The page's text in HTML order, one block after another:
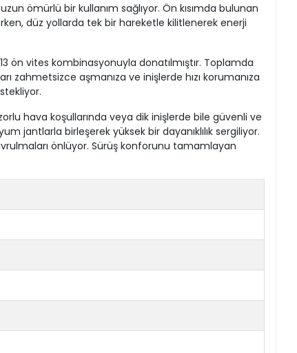
ömürlü bir kullanım sağlıyor. Ön kısımda bulunan
düz yollarda tek bir hareketle kilitlenerek enerji
vites kombinasyonuyla donatılmıştır. Toplamda
zahmetsizce aşmanıza ve inişlerde hızı korumanıza
hava koşullarında veya dik inişlerde bile güvenli ve
jantlarla birleşerek yüksek bir dayanıklılık sergiliyor.
önlüyor. Sürüş konforunu tamamlayan